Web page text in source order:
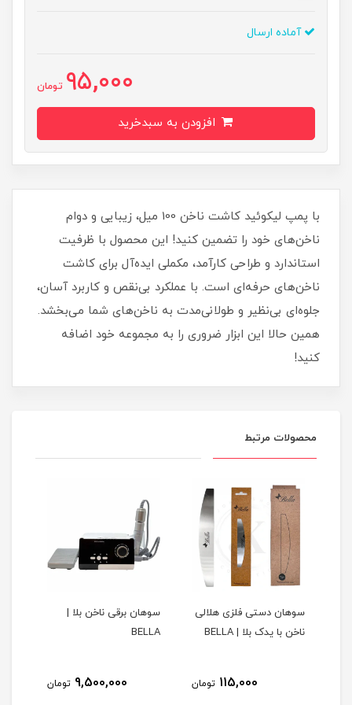
آماده ارسال
95,000 تومان
با پمپ لیکوئید کاشت ناخن 100 میل، زیبایی و دوام
ناخن‌های خود را تضمین کنید! این محصول با ظرفیت
استاندارد و طراحی کارآمد، مکملی ایده‌آل برای کاشت
ناخن‌های حرفه‌ای است. با عملکرد بی‌نقص و کاربرد آسان،
جلوه‌ای بی‌نظیر و طولانی‌مدت به ناخن‌های شما می‌بخشد.
همین حالا این ابزار ضروری را به مجموعه خود اضافه
کنید!
محصولات مرتبط
سوهان دستی فلزی هلالی
ناخن با یدک بلا | BELLA
115,000 تومان
سوهان برقی ناخن بلا |
BELLA
9,500,000 تومان